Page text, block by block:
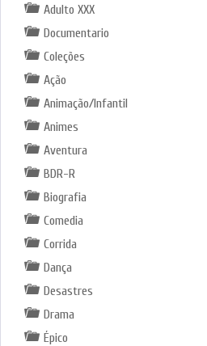
Adulto XXX
Documentario
Coleções
Ação
Animação/Infantil
Animes
Aventura
BDR-R
Biografia
Comedia
Corrida
Dança
Desastres
Drama
Épico